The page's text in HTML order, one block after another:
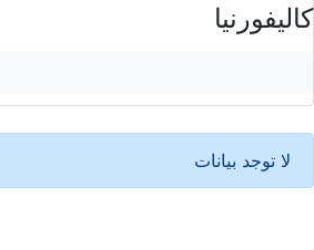
كاليفورنيا
لا توجد بيانات